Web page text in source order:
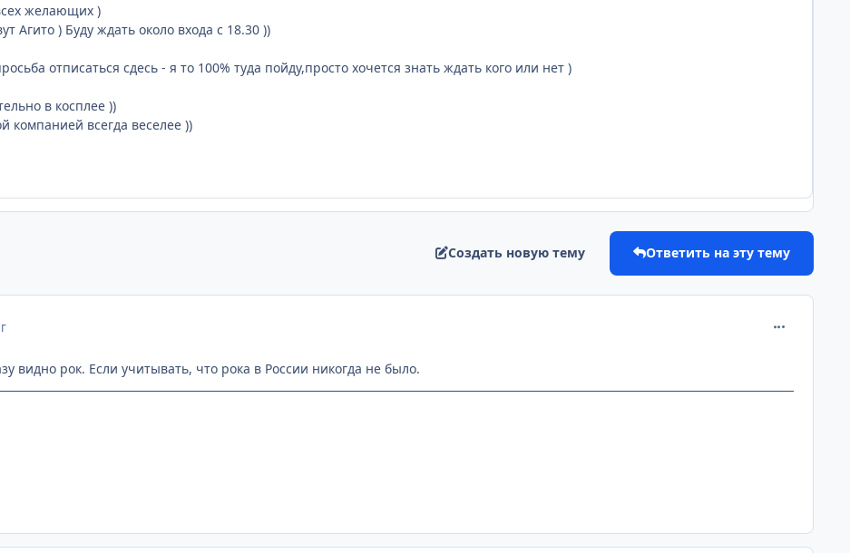
желающих )
Агито ) Буду ждать около входа с 18.30 ))
отписаться сдесь - я то 100% туда пойду,просто хочется знать ждать кого или нет )
в косплее ))
компанией всегда веселее ))
Создать новую тему Ответить на эту тему
видно рок. Если учитывать, что рока в России никогда не было.